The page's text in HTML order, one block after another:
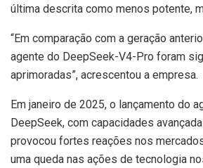
última descrita como menos potente,
“Em comparação com a geração
agente do DeepSeek-V4-Pro foram
aprimoradas”, acrescentou a empresa.
Em janeiro de 2025, o lançamento do
DeepSeek, com capacidades
provocou fortes reações nos
uma queda nas ações de tecnologia